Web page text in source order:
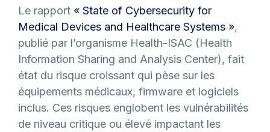
Le rapport « State of Cybersecurity for
Medical Devices and Healthcare Systems »,
publié par l’organisme Health-ISAC (Health
Information Sharing and Analysis Center), fait
état du risque croissant qui pèse sur les
équipements médicaux, firmware et logiciels
inclus. Ces risques englobent les vulnérabilités
de niveau critique ou élevé impactant les